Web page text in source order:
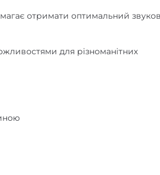
отримати оптимальний
для різноманітних